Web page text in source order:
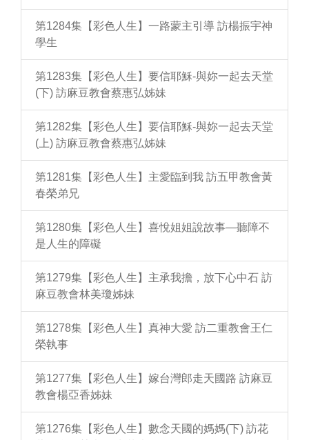
第1284集【彩色人生】一路蒙主引導 訪楊振宇神
學生
第1283集【彩色人生】要信耶穌-與妳一起去天堂
(下) 訪麻豆教會蔡惠弘姊妹
第1282集【彩色人生】要信耶穌-與妳一起去天堂
(上) 訪麻豆教會蔡惠弘姊妹
第1281集【彩色人生】主愛臨到我 訪五甲教會黃
春榮弟兄
第1280集【彩色人生】喜悅姐姐說故事—聽障不
是人生的障礙
第1279集【彩色人生】主承我擔，放下心中石 訪
麻豆教會林美瓊姊妹
第1278集【彩色人生】真神大愛 訪二重教會王仁
榮執事
第1277集【彩色人生】嫁台灣郎走天國路 訪麻豆
教會楊亞香姊妹
第1276集【彩色人生】數念天國的媽媽(下) 訪花